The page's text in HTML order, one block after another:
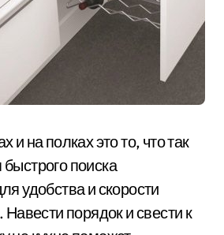
и на полках это то, что так
поиска
удобства и скорости
Навести порядок и свести к